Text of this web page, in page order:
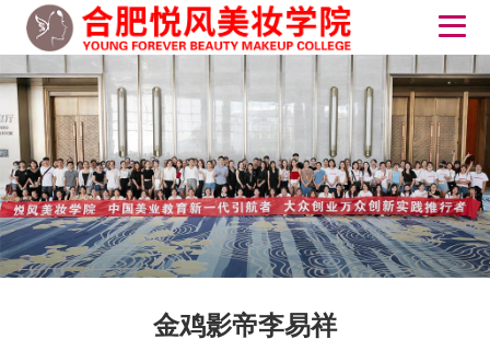
金鸡影帝李易祥